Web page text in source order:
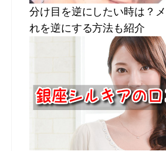
分け目を逆にしたい時は？
れを逆にする方法も紹介